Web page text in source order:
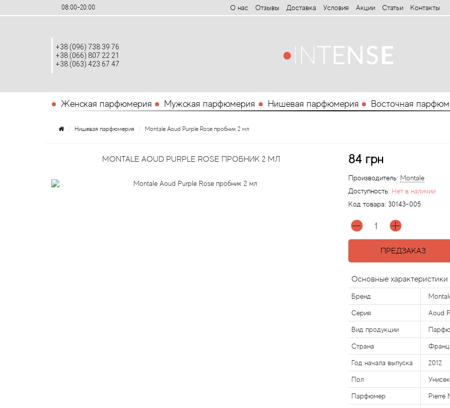
08:00-20:00 О нас Отзывы Доставка Условия Aкции Статьи Контакты
+38 (096) 738 39 76
+38 (066) 807 22 21
+38 (063) 423 67 47
Женская парфюмерия Мужская парфюмерия Нишевая парфюмерия Восточная
Нишевая парфюмерия Montale Aoud Purple Rose пробник 2 мл
MONTALE AOUD PURPLE ROSE ПРОБНИК 2 МЛ 84 грн
Производитель: Montale
Доступность: Нет в наличии
Код товара: 30143-005
ПРЕДЗАКАЗ
Основные характеристики
Бренд
Серия Aoud
Вид продукции
Страна
Год начала выпуска 2012
Пол
Парфюмер Pierre